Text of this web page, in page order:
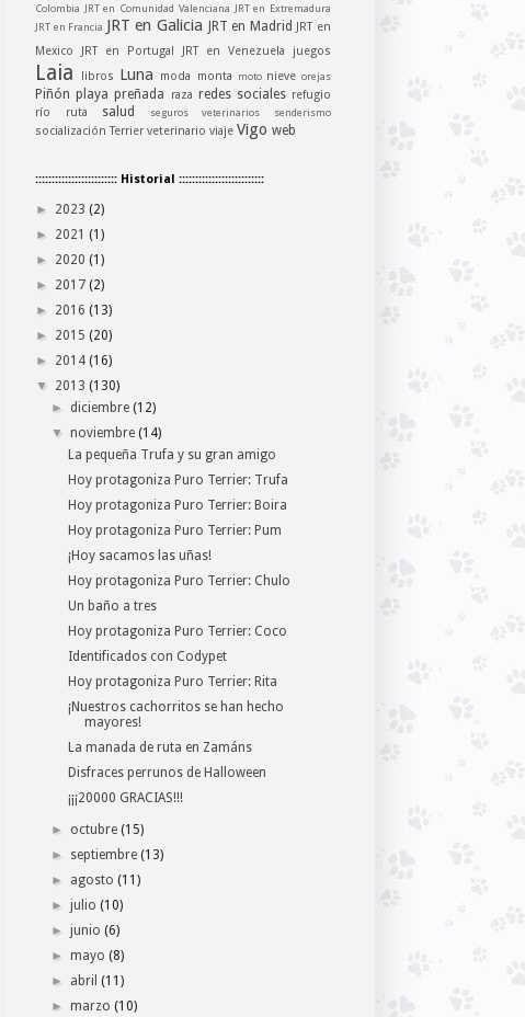
Colombia JRT en Comunidad Valenciana JRT en Extremadura
JRT en Francia JRT en Galicia JRT en Madrid
JRT en
Mexico
JRT en Portugal JRT en Venezuela juegos
Laia libros Luna moda monta moto nieveorejas
Piñónplayapreñada raza redes sociales refugio
río
ruta salud seguros veterinarios senderismo
socializaciónTerrier veterinario viaje Vigo web
::::::::::::::::::::::::: Historial ::::::::::::::::::::::::::
► 2023 (2)
► 2021 (1)
► 2020 (1)
► 2017 (2)
► 2016 (13)
► 2015 (20)
► 2014 (16)
▼
2013 (130)
► diciembre (12)
▼ noviembre (14)
La pequeña Trufa y su gran amigo
Hoy protagoniza Puro Terrier: Trufa
Hoy protagoniza Puro Terrier: Boira
Hoy protagoniza Puro Terrier: Pum
¡Hoy sacamos las uñas!
Hoy protagoniza Puro Terrier: Chulo
Un baño a tres
Hoy protagoniza Puro Terrier: Coco
Identificados con Codypet
Hoy protagoniza Puro Terrier: Rita
¡Nuestros cachorritos se han hecho
mayores!
La manada de ruta en Zamáns
Disfraces perrunos de Halloween
¡¡¡20000 GRACIAS!!!
► octubre (15)
► septiembre (13)
► agosto (11)
►julio (10)
►junio (6)
►mayo (8)
► abril (11)
►marzo (10)